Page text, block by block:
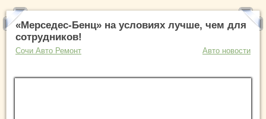
«Мерседес-Бенц» на условиях лучше, чем для
сотрудников!
Сочи Авто Ремонт Авто новости